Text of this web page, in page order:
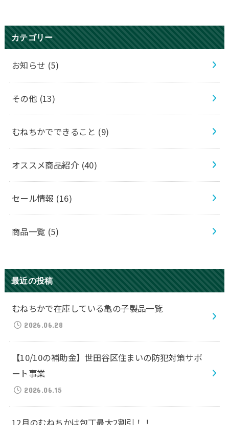
カテゴリー
お知らせ (5)
その他 (13)
むねちかでできること (9)
オススメ商品紹介 (40)
セール情報 (16)
商品一覧 (5)
最近の投稿
むねちかで在庫している亀の子製品一覧
2026.06.28
【10/10の補助金】世田谷区住まいの防犯対策サポ
ート事業
2026.06.15
12月のむねちかは包丁最大2割引！！